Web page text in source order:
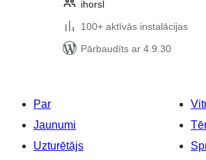
ihorsl
100+ aktīvās instalācijas
Pārbaudīts ar 4.9.30
Par
Jaunumi
Uzturētājs